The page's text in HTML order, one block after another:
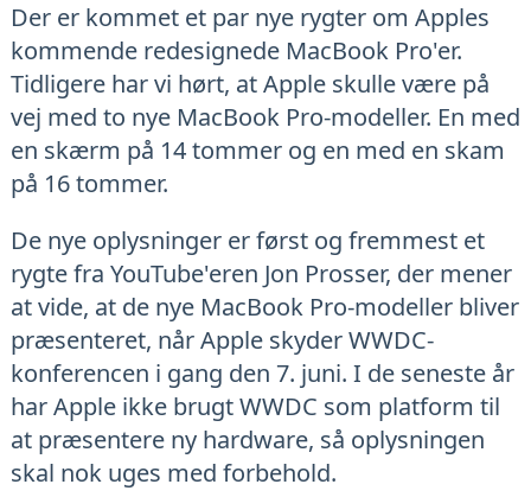
Der er kommet et par nye rygter om Apples
kommende redesignede MacBook Pro'er.
Tidligere har vi hørt, at Apple skulle være på
vej med to nye MacBook Pro-modeller. En med
en skærm på 14 tommer og en med en skam
på 16 tommer.
De nye oplysninger er først og fremmest et
rygte fra YouTube'eren Jon Prosser, der mener
at vide, at de nye MacBook Pro-modeller bliver
præsenteret, når Apple skyder WWDC-
konferencen i gang den 7. juni. I de seneste år
har Apple ikke brugt WWDC som platform til
at præsentere ny hardware, så oplysningen
skal nok uges med forbehold.